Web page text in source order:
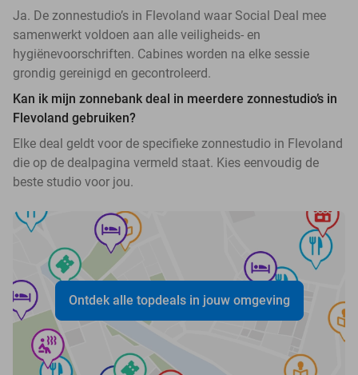
Ja. De zonnestudio’s in Flevoland waar Social Deal mee
samenwerkt voldoen aan alle veiligheids- en
hygiënevoorschriften. Cabines worden na elke sessie
grondig gereinigd en gecontroleerd.
Kan ik mijn zonnebank deal in meerdere zonnestudio’s in
Flevoland gebruiken?
Elke deal geldt voor de specifieke zonnestudio in Flevoland
die op de dealpagina vermeld staat. Kies eenvoudig de
beste studio voor jou.
Ontdek alle topdeals in jouw omgeving